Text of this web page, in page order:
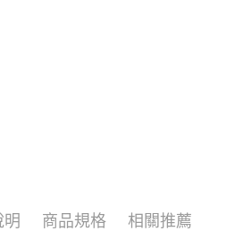
明 商品規格 相關推薦